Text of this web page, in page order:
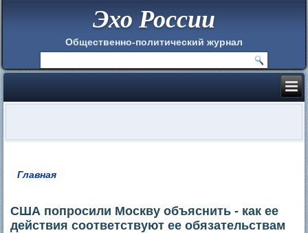
Эхо России
Общественно-политический журнал
Главная
США попросили Москву объяснить - как ее
действия соответствуют ее обязательствам